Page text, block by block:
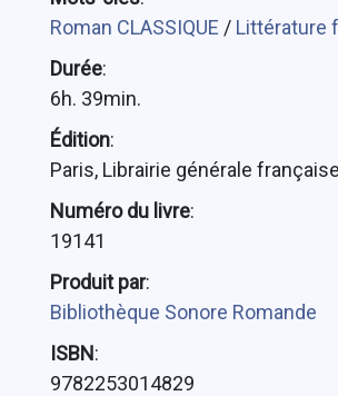
Roman CLASSIQUE / Littérature
Durée:
6h. 39min.
Édition:
Paris, Librairie générale
Numéro du livre:
19141
Produit par:
Bibliothèque Sonore Romande
ISBN:
9782253014829